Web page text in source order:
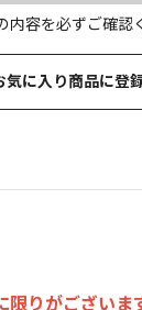
容を必ずご確認
気に入り商品に登
限りがございま